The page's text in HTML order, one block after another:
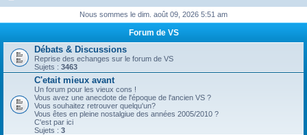
Nous sommes le dim. août 09, 2026 5:51 am
Forum de VS
Débats & Discussions
Reprise des echanges sur le forum de VS
Sujets : 3463
C'etait mieux avant
Un forum pour les vieux cons !
Vous avez une anecdote de l'époque de l'ancien VS ?
Vous souhaitez retrouver quelqu'un?
Vous êtes en pleine nostalgiue des années 2005/2010 ?
C'est par ici
Sujets : 3